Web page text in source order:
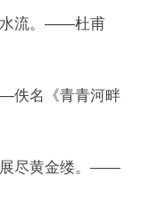
水流。——杜甫
佚名《青青河畔
展尽黄金缕。——